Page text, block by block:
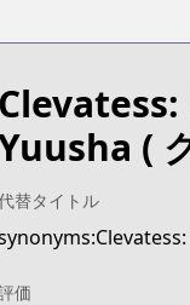
(
替タイトル
価